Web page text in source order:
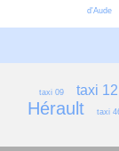
d'Aude
taxi 09 taxi 12
Hérault
taxi